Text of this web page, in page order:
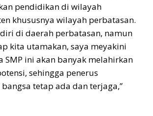
pendidikan di wilayah
khususnya wilayah perbatasan.
di daerah perbatasan, namun
kita utamakan, saya meyakini
SMP ini akan banyak melahirkan
sehingga penerus
tetap ada dan terjaga,”